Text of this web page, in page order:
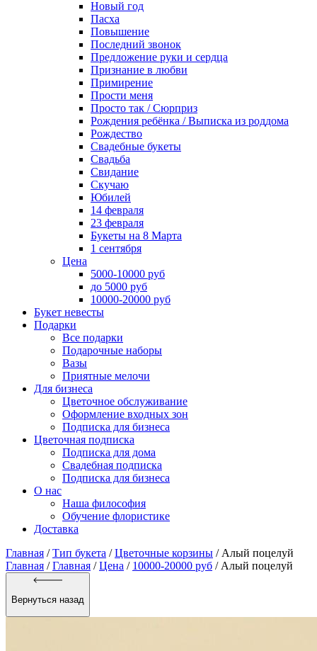
Новый год
Пасха
Повышение
Последний звонок
Предложение руки и сердца
Признание в любви
Примирение
Прости меня
Просто так / Сюрприз
Рождения ребёнка / Выписка из роддома
Рождество
Свадебные букеты
Свадьба
Свидание
Скучаю
Юбилей
14 февраля
23 февраля
Букеты на 8 Марта
1 сентября
Цена
5000-10000 руб
до 5000 руб
10000-20000 руб
Букет невесты
Подарки
Все подарки
Подарочные наборы
Вазы
Приятные мелочи
Для бизнеса
Цветочное обслуживание
Оформление входных зон
Подписка для бизнеса
Цветочная подписка
Подписка для дома
Свадебная подписка
Подписка для бизнеса
О нас
Наша философия
Обучение флористике
Доставка
Главная / Тип букета / Цветочные корзины / Алый поцелуй
Главная /Главная /Цена / 10000-20000 руб / Алый поцелуй
Вернуться назад